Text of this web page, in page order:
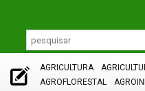
AGRICULTURA
AGROFLORESTAL